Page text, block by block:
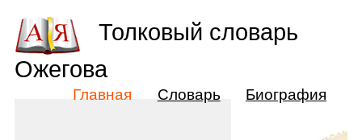
Толковый словарь
Ожегова
Главная Словарь Биография